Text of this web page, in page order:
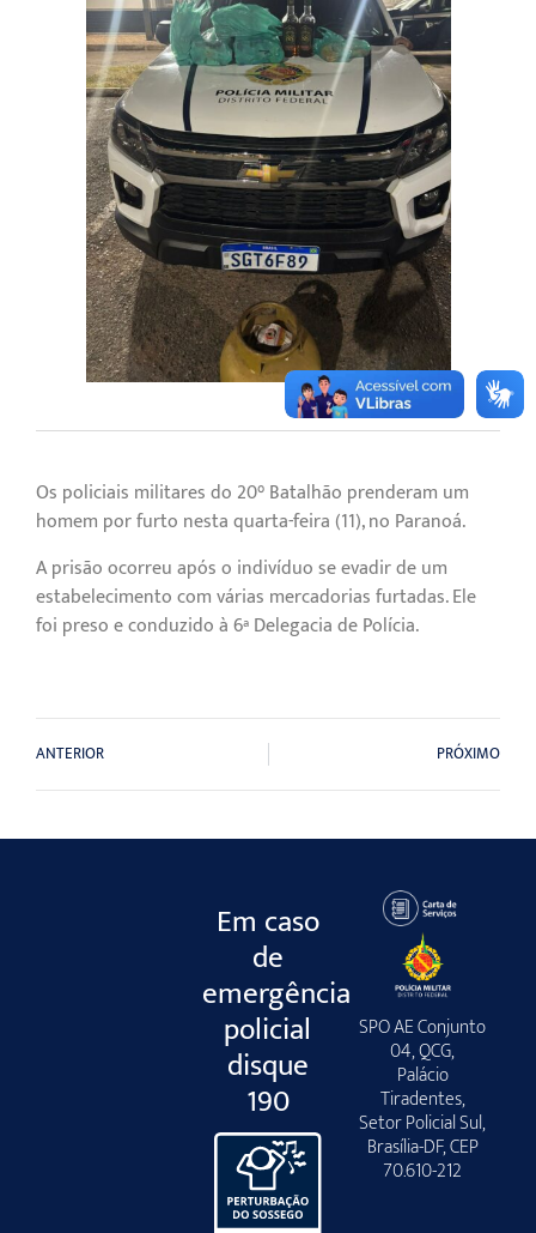
Os policiais militares do 20° Batalhão prenderam um
homem por furto nesta quarta-feira (11), no Paranoá.
A prisão ocorreu após o indivíduo se evadir de um
estabelecimento com várias mercadorias furtadas. Ele
foi preso e conduzido à 6ª Delegacia de Polícia.
ANTERIOR PRÓXIMO
Em caso
de
emergência
policial
disque
190
SPO AE Conjunto
04, QCG,
Palácio
Tiradentes,
Setor Policial Sul,
Brasília-DF, CEP
70.610-212